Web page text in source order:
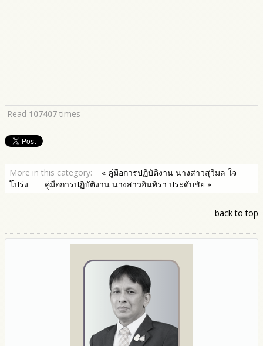
Read 107407 times
More in this category:
« คู่มือการปฏิบัติงาน นางสาวสุวิมล ใจ
โปร่ง
คู่มือการปฏิบัติงาน นางสาวอินทิรา ประดับชัย »
back to top